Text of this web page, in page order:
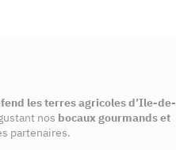
les terres agricoles d’Ile-de-
nos bocaux gourmands et
partenaires.